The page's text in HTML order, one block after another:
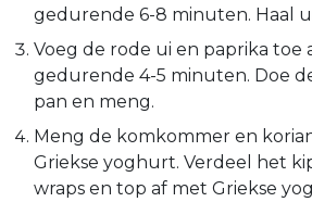
gedurende 6-8 minuten. Haal
Voeg de rode ui en paprika toe
gedurende 4-5 minuten. Doe
pan en meng.
Meng de komkommer en
Griekse yoghurt. Verdeel het
wraps en top af met Griekse